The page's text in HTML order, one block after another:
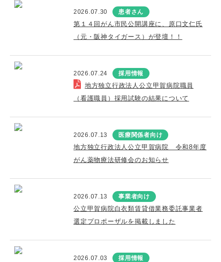
2026.07.30 患者さん
第１４回がん市民公開講座に、原口文仁氏
（元・阪神タイガース）が登壇！！
2026.07.24 採用情報
地方独立行政法人公立甲賀病院職員
（看護職員）採用試験の結果について
2026.07.13 医療関係者向け
地方独立行政法人公立甲賀病院 令和8年度
がん薬物療法研修会のお知らせ
2026.07.13 事業者向け
公立甲賀病院白衣類賃貸借業務委託事業者
選定プロポーザルを掲載しました
2026.07.03 採用情報